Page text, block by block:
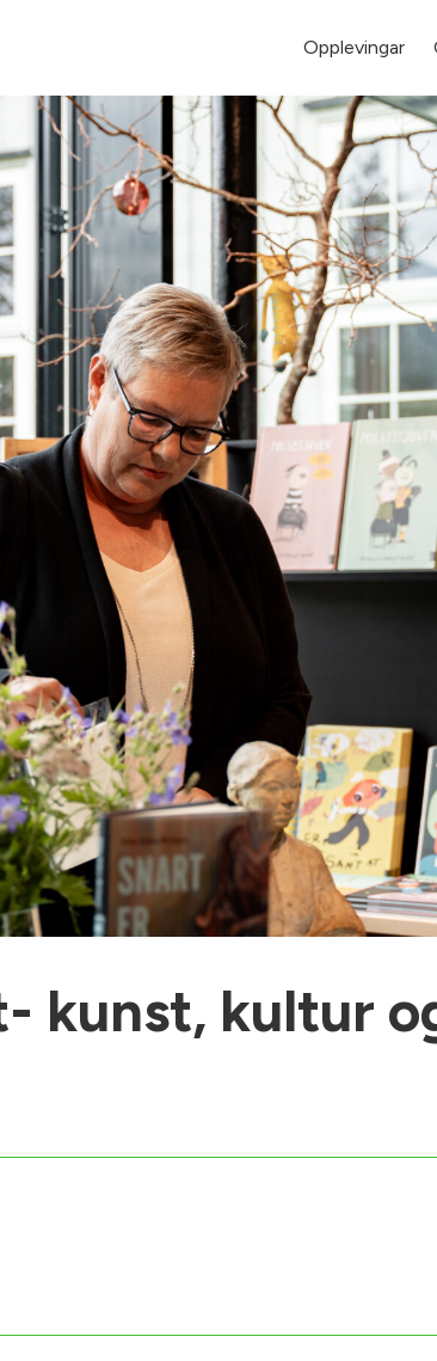
Opplevingar
kunst, kultur